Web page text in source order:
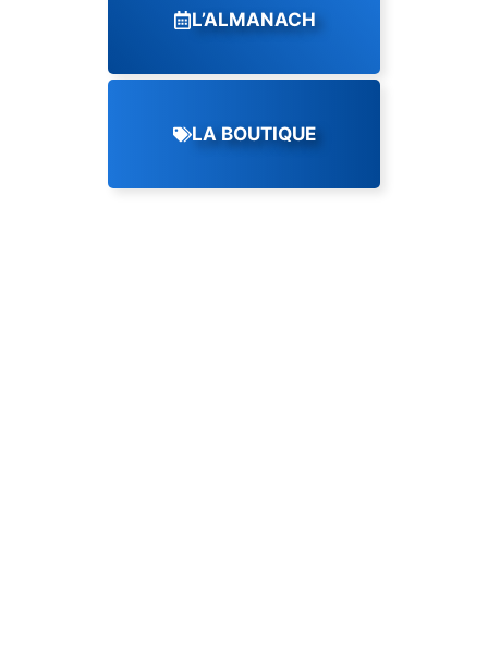
L’ALMANACH
LA BOUTIQUE